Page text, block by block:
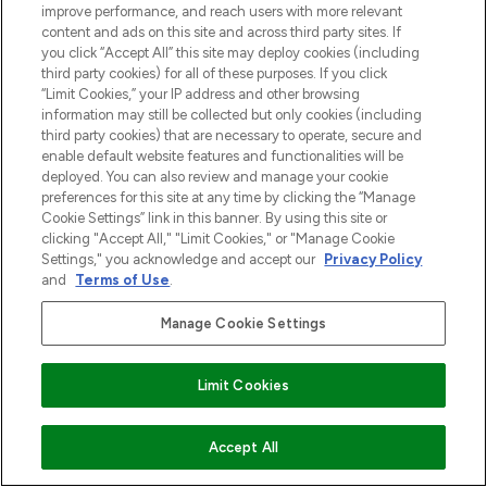
VOEG TOE AAN WINKELMANDJE
make-up van meer dan 200 topmerken.
Shop online of via de app, met gratis
verzending vanaf €40.
Cookie-toestemming
Do Not Sell or Share My Personal
Information
HELP & INFORMATIE
BEDRIJFSINFORMATIE
OVER LOOKFANTASTIC
improve performance, and reach users with more relevant
content and ads on this site and across third party sites. If
you click “Accept All” this site may deploy cookies (including
third party cookies) for all of these purposes. If you click
“Limit Cookies,” your IP address and other browsing
information may still be collected but only cookies (including
third party cookies) that are necessary to operate, secure and
enable default website features and functionalities will be
deployed. You can also review and manage your cookie
preferences for this site at any time by clicking the “Manage
Cookie Settings” link in this banner. By using this site or
clicking "Accept All," "Limit Cookies," or "Manage Cookie
Settings," you acknowledge and accept our Privacy Policy
and
Terms of Use.
Manage Cookie Settings
Limit Cookies
Accept All